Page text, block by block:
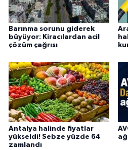
Barınma sorunu giderek
büyüyor: Kiracılardan acil
çözüm çağrısı
Antalya halinde fiyatlar
yükseldi! Sebze yüzde 64
zamlandı